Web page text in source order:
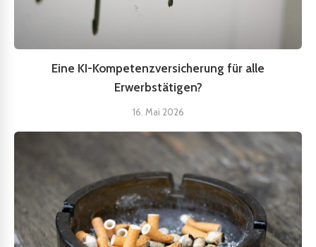
Eine KI-Kompetenzversicherung für alle
Erwerbstätigen?
16. Mai 2026